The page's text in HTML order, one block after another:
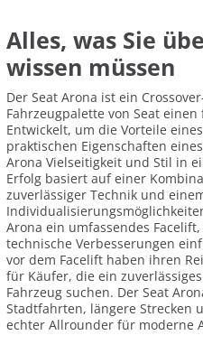
Alles, was Sie
wissen müssen
Der Seat Arona ist ein
Fahrzeugpalette von Seat
Entwickelt, um die Vorteile
praktischen Eigenschaften
Arona Vielseitigkeit und Stil in
Erfolg basiert auf einer
zuverlässiger Technik und
Arona ein umfassendes
technische Verbesserungen
vor dem Facelift haben ihren
für Käufer, die ein
Fahrzeug suchen. Der Seat
Stadtfahrten, längere Strecken
echter Allrounder für moderne